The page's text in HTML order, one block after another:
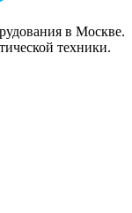
в Москве.
техники.